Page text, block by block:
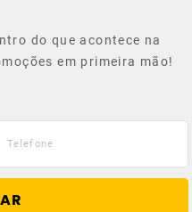
do que acontece na
em primeira mão!